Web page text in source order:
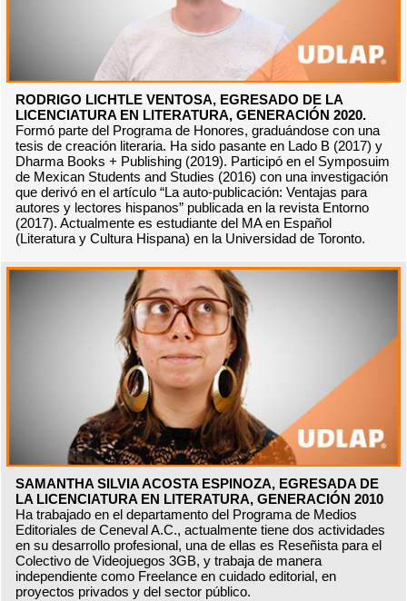
RODRIGO LICHTLE VENTOSA, EGRESADO DE LA
LICENCIATURA EN LITERATURA, GENERACIÓN 2020.
Formó parte del Programa de Honores, graduándose con una
tesis de creación literaria. Ha sido pasante en Lado B (2017) y
Dharma Books + Publishing (2019). Participó en el Symposuim
de Mexican Students and Studies (2016) con una investigación
que derivó en el artículo “La auto-publicación: Ventajas para
autores y lectores hispanos” publicada en la revista Entorno
(2017). Actualmente es estudiante del MA en Español
(Literatura y Cultura Hispana) en la Universidad de Toronto.
SAMANTHA SILVIA ACOSTA ESPINOZA, EGRESADA DE
LA LICENCIATURA EN LITERATURA, GENERACIÓN 2010
Ha trabajado en el departamento del Programa de Medios
Editoriales de Ceneval A.C., actualmente tiene dos actividades
en su desarrollo profesional, una de ellas es Reseñista para el
Colectivo de Videojuegos 3GB, y trabaja de manera
independiente como Freelance en cuidado editorial, en
proyectos privados y del sector público.